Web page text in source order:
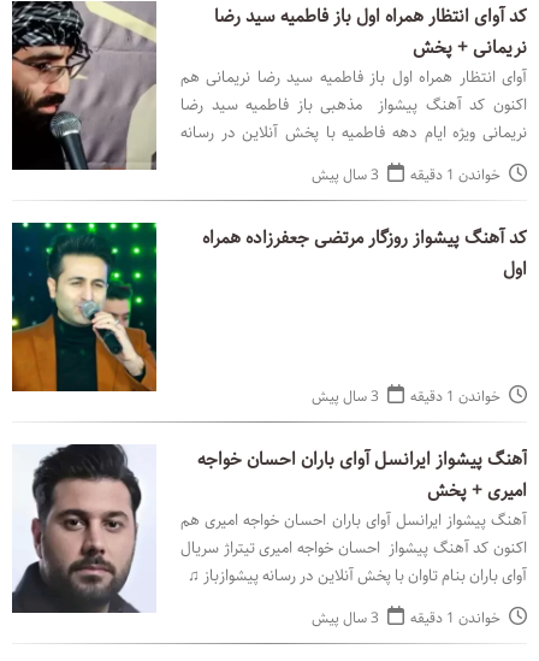
کد آوای انتظار همراه اول باز فاطمیه سید رضا
نریمانی + پخش
آوای انتظار همراه اول باز فاطمیه سید رضا نریمانی هم
اکنون کد آهنگ پیشواز مذهبی باز فاطمیه سید رضا
نریمانی ویژه ایام دهه فاطمیه با پخش آنلاین در رسانه
پیشوازباز ♫
خواندن 1 دقیقه 3 سال پیش
کد آهنگ پیشواز روزگار مرتضی جعفرزاده همراه
اول
خواندن 1 دقیقه 3 سال پیش
آهنگ پیشواز ایرانسل آوای باران احسان خواجه
امیری + پخش
آهنگ پیشواز ایرانسل آوای باران احسان خواجه امیری هم
اکنون کد آهنگ پیشواز احسان خواجه امیری تیتراژ سریال
آوای باران بنام تاوان با پخش آنلاین در رسانه پیشوازباز ♫
خواندن 1 دقیقه 3 سال پیش